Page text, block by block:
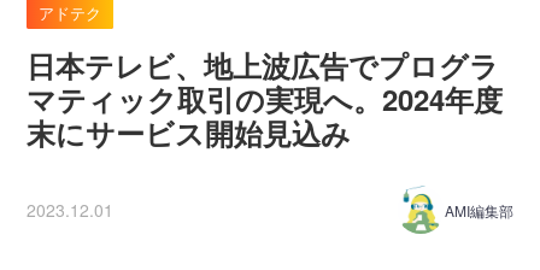
アドテク
日本テレビ、地上波広告でプログラ
マティック取引の実現へ。2024年度
末にサービス開始見込み
2023.12.01 AMI編集部